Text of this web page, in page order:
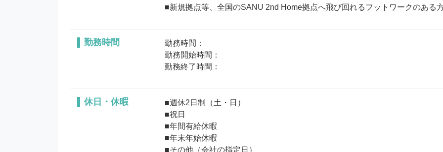
勤務時間
勤務時間：
勤務開始時間：
勤務終了時間：
休日・休暇
■週休2日制（土・日）
■祝日
■年間有給休暇
■年末年始休暇